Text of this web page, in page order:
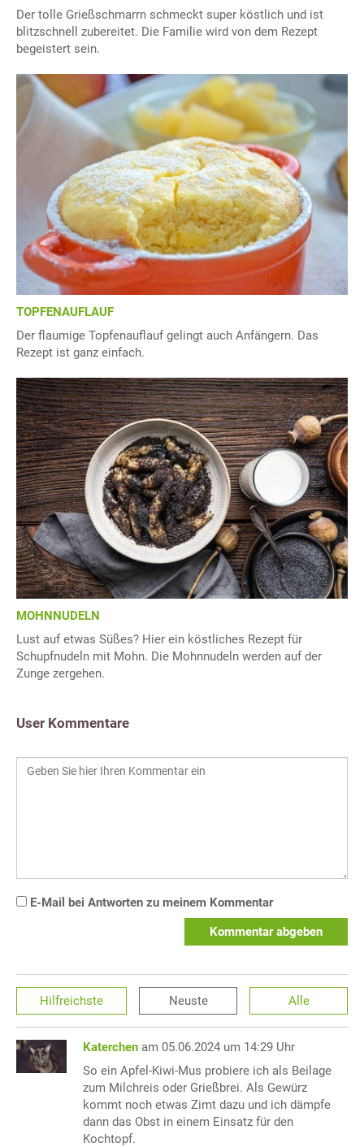
Der tolle Grießschmarrn schmeckt super köstlich und ist
blitzschnell zubereitet. Die Familie wird von dem Rezept
begeistert sein.
TOPFENAUFLAUF
Der flaumige Topfenauflauf gelingt auch Anfängern. Das
Rezept ist ganz einfach.
MOHNNUDELN
Lust auf etwas Süßes? Hier ein köstliches Rezept für
Schupfnudeln mit Mohn. Die Mohnnudeln werden auf der
Zunge zergehen.
User Kommentare
E-Mail bei Antworten zu meinem Kommentar
Kommentar abgeben
Hilfreichste Neuste Alle
Katerchen am 05.06.2024 um 14:29 Uhr
So ein Apfel-Kiwi-Mus probiere ich als Beilage
zum Milchreis oder Grießbrei. Als Gewürz
kommt noch etwas Zimt dazu und ich dämpfe
dann das Obst in einem Einsatz für den
Kochtopf.